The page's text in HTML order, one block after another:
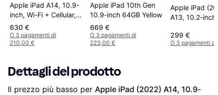
Apple iPad A14, 10.9-
inch, Wi-Fi + Cellular,
64GB Blue
630 €
O 3 pagamenti di
210,00 €
Apple iPad 10th Gen
10.9-inch 64GB Yellow
669 €
O 3 pagamenti di
223,00 €
Apple iPad
A13, 10.2-
299 €
O 3 pagamenti di
Dettagli del prodotto
Il prezzo più basso per Apple iPad (2022) A14, 10.9-